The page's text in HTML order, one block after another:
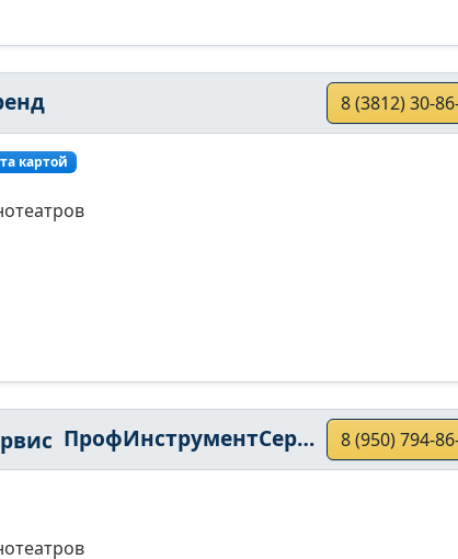
8 (3812) 30-
картой
ПрофИнструментСервис 8 (950) 794-